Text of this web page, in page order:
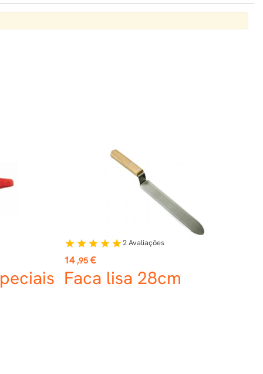
Preço
14 ,95 €
Faca lisa 28cm
star star star star star2Avaliações